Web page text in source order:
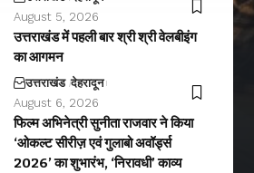
August 5, 2026
उत्तराखंड में पहली बार श्री श्री वेलबीइंग
का आगमन
उत्तराखंड देहरादून
August 6, 2026
फिल्म अभिनेत्री सुनीता राजवार ने किया
‘ओकल्ट सीरीज़ एवं गुलाबो अवॉर्ड्स
2026’ का शुभारंभ, ‘निरावधी’ काव्य